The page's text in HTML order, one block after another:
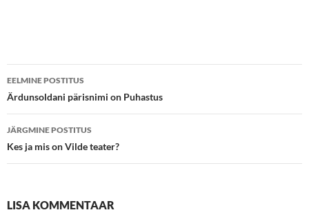
Postituste
töölaud
EELMINE POSTITUS
Ärdunsoldani pärisnimi on Puhastus
JÄRGMINE POSTITUS
Kes ja mis on Vilde teater?
LISA KOMMENTAAR